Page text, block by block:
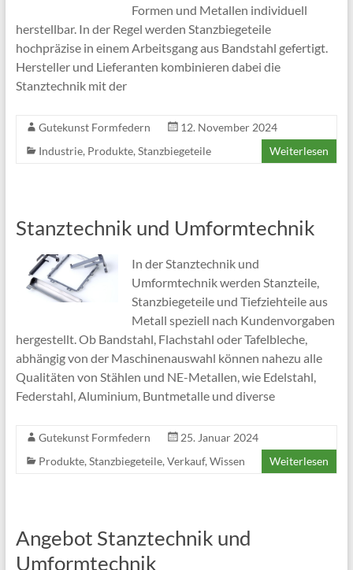
Formen und Metallen individuell
herstellbar. In der Regel werden Stanzbiegeteile
hochpräzise in einem Arbeitsgang aus Bandstahl gefertigt.
Hersteller und Lieferanten kombinieren dabei die
Stanztechnik mit der
Gutekunst Formfedern
12. November 2024
Industrie, Produkte, Stanzbiegeteile Weiterlesen
Stanztechnik und Umformtechnik
In der Stanztechnik und
Umformtechnik werden Stanzteile,
Stanzbiegeteile und Tiefziehteile aus
Metall speziell nach Kundenvorgaben
hergestellt. Ob Bandstahl, Flachstahl oder Tafelbleche,
abhängig von der Maschinenauswahl können nahezu alle
Qualitäten von Stählen und NE-Metallen, wie Edelstahl,
Federstahl, Aluminium, Buntmetalle und diverse
Gutekunst Formfedern
25. Januar 2024
Produkte, Stanzbiegeteile, Verkauf, Wissen Weiterlesen
Angebot Stanztechnik und
Umformtechnik